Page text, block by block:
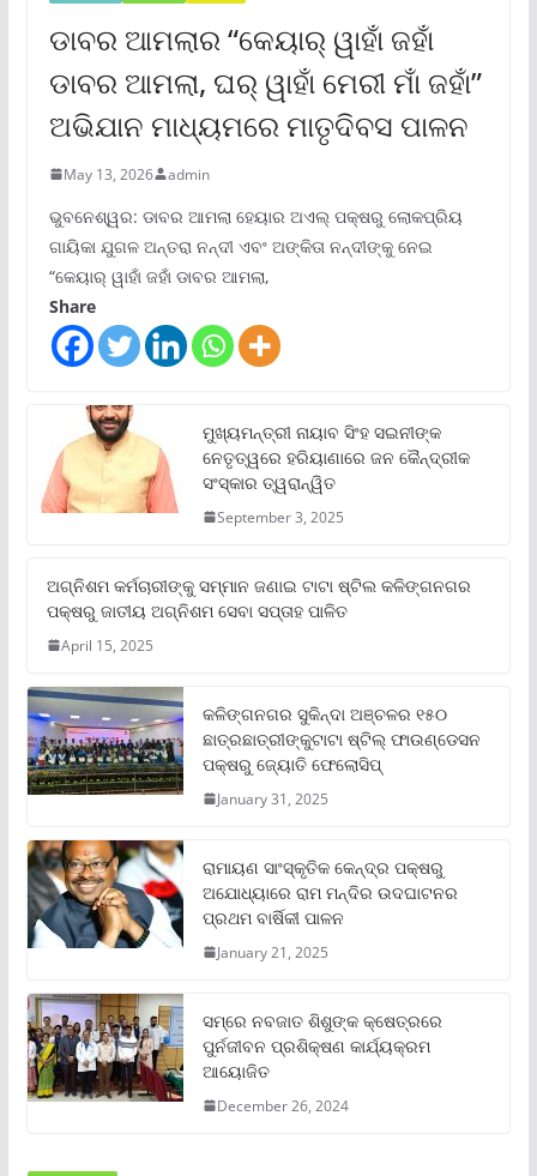
ଡାବର ଆମଲାର “କେୟାର୍ ୱାହାଁ ଜହାଁ
ଡାବର ଆମଲା, ଘର୍ ୱାହାଁ ମେରୀ ମାଁ ଜହାଁ”
ଅଭିଯାନ ମାଧ୍ୟମରେ ମାତୃଦିବସ ପାଳନ
May 13, 2026 admin
ଭୁବନେଶ୍ୱର: ଡାବର ଆମଲା ହେୟାର ଅଏଲ୍ ପକ୍ଷରୁ ଲୋକପ୍ରିୟ
ଗାୟିକା ଯୁଗଳ ଅନ୍ତରା ନନ୍ଦୀ ଏବଂ ଅଙ୍କିତା ନନ୍ଦୀଙ୍କୁ ନେଇ
“କେୟାର୍ ୱାହାଁ ଜହାଁ ଡାବର ଆମଲା,
Share
ମୁଖ୍ୟମନ୍ତ୍ରୀ ନାୟାବ ସିଂହ ସଇନୀଙ୍କ
ନେତୃତ୍ୱରେ ହରିୟାଣାରେ ଜନ କୈନ୍ଦ୍ରୀକ
ସଂସ୍କାର ତ୍ୱରାନ୍ୱିତ
September 3, 2025
ଅଗ୍ନିଶମ କର୍ମଚାରୀଙ୍କୁ ସମ୍ମାନ ଜଣାଇ ଟାଟା ଷ୍ଟିଲ କଳିଙ୍ଗନଗର
ପକ୍ଷରୁ ଜାତୀୟ ଅଗ୍ନିଶମ ସେବା ସପ୍ତାହ ପାଳିତ
April 15, 2025
କଳିଙ୍ଗନଗର ସୁକିନ୍ଦା ଅଞ୍ଚଳର ୧୫୦
ଛାତ୍ରଛାତ୍ରୀଙ୍କୁଟାଟା ଷ୍ଟିଲ୍ ଫାଉଣ୍ଡେସନ
ପକ୍ଷରୁ ଜ୍ୟୋତି ଫେଲୋସିପ୍‌
January 31, 2025
ରାମାୟଣ ସାଂସ୍କୃତିକ କେନ୍ଦ୍ର ପକ୍ଷରୁ
ଅଯୋଧ୍ୟାରେ ରାମ ମନ୍ଦିର ଉଦଘାଟନର
ପ୍ରଥମ ବାର୍ଷିକୀ ପାଳନ
January 21, 2025
ସମ୍‌ରେ ନବଜାତ ଶିଶୁଙ୍କ କ୍ଷେତ୍ରରେ
ପୁର୍ନଜୀବନ ପ୍ରଶିକ୍ଷଣ କାର୍ଯ୍ୟକ୍ରମ
ଆୟୋଜିତ
December 26, 2024